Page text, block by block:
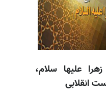
علیها سلام،
انقلابی